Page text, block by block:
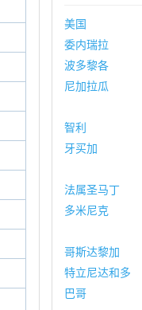
美国
委内瑞拉
波多黎各
尼加拉瓜
智利
牙买加
法属圣马丁
多米尼克
哥斯达黎加
特立尼达和多
巴哥